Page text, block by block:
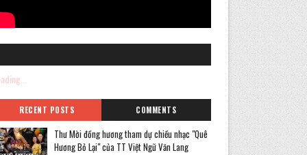
RECENT POSTS COMMENTS
Thư Mời đồng hương tham dự chiều nhạc "Quê
Hương Bỏ Lại" của TT Việt Ngữ Văn Lang